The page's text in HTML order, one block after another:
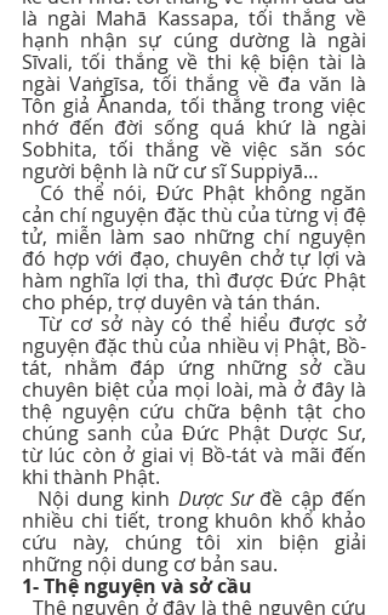
là ngài Mahā Kassapa, tối thắng về
hạnh nhận sự cúng dường là ngài
Sīvali, tối thắng về thi kệ biện tài là
ngài Vaṅgīsa, tối thắng về đa văn là
Tôn giả Ānanda, tối thắng trong việc
nhớ đến đời sống quá khứ là ngài
Sobhita, tối thắng về việc săn sóc
người bệnh là nữ cư sĩ Suppiyā…
cản chí nguyện đặc thù của từng vị đệ
tử, miễn làm sao những chí nguyện
đó hợp với đạo, chuyên chở tự lợi và
hàm nghĩa lợi tha, thì được Đức Phật
cho phép, trợ duyên và tán thán.
nguyện đặc thù của nhiều vị Phật, Bồ-
tát, nhằm đáp ứng những sở cầu
chuyên biệt của mọi loài, mà ở đây là
thệ nguyện cứu chữa bệnh tật cho
chúng sanh của Đức Phật Dược Sư,
từ lúc còn ở giai vị Bồ-tát và mãi đến
khi thành Phật.
  Nội dung kinh
Dược Sư đề cập đến
nhiều chi tiết, trong khuôn khổ khảo
cứu này, chúng tôi xin biện giải
những nội dung cơ bản sau.
1- Thệ nguyện và sở cầu